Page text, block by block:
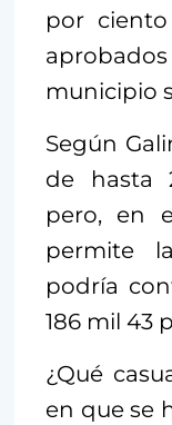
por
aprobados
municipio
Según
de hasta
pero, en
permite
podría
186 mil 43
¿Qué
en que se